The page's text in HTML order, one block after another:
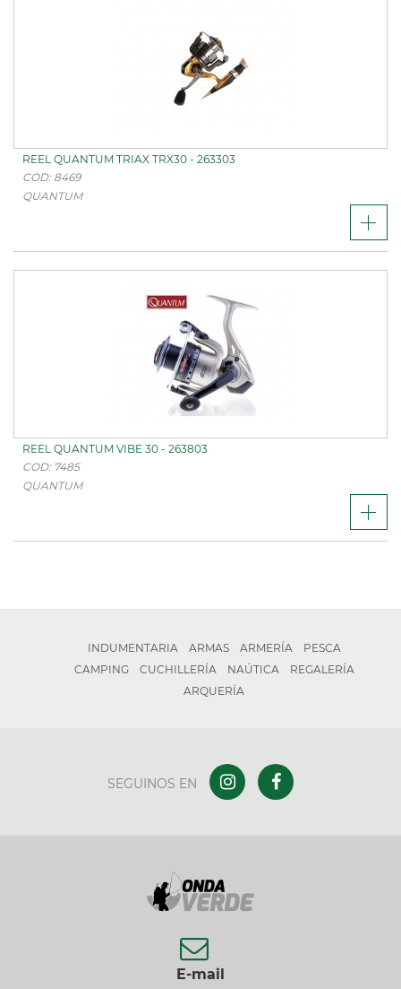
REEL QUANTUM TRIAX TRX30 - 263303
COD: 8469
QUANTUM
REEL QUANTUM VIBE 30 - 263803
COD: 7485
QUANTUM
INDUMENTARIA ARMAS ARMERÍA
PESCA
CAMPING
CUCHILLERÍA NAÚTICA
REGALERÍA
ARQUERÍA
SEGUINOS EN
E-mail